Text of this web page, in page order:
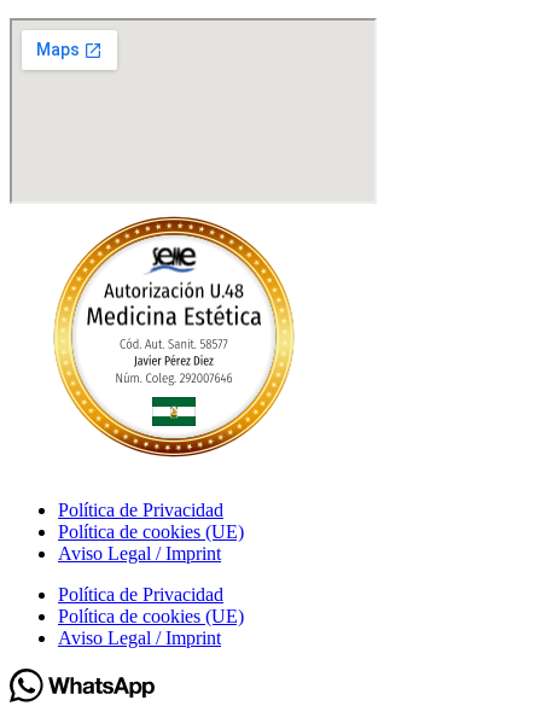
Política de Privacidad
Política de cookies (UE)
Aviso Legal / Imprint
Política de Privacidad
Política de cookies (UE)
Aviso Legal / Imprint